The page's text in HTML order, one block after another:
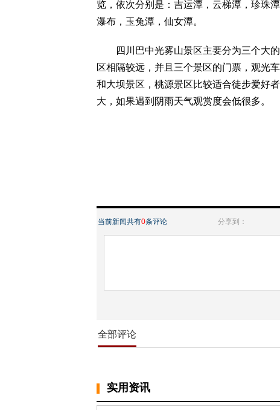
览，依次分别是：吉运潭，云梯潭，珍珠
瀑布，玉兔潭，仙女潭。
四川巴中光雾山景区主要分为三个大的
区相隔较远，并且三个景区的门票，观光
和大坝景区，桃源景区比较适合徒步爱好
大，如果遇到阴雨天气观赏度会低很多。
当前新闻共有0条评论 分享到：
全部评论
实用资讯